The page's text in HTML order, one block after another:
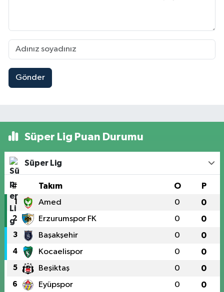
Gönder
Süper Lig Puan Durumu
Süper Lig
# Takım O P
1 Amed 0 0
2 Erzurumspor FK 0 0
3 Başakşehir 0 0
4 Kocaelispor 0 0
5 Beşiktaş 0 0
6 Eyüpspor 0 0